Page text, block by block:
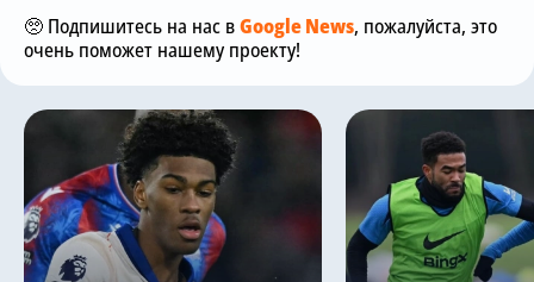
🥺 Подпишитесь на нас вGoogle News, пожалуйста, это
очень поможет нашему проекту!